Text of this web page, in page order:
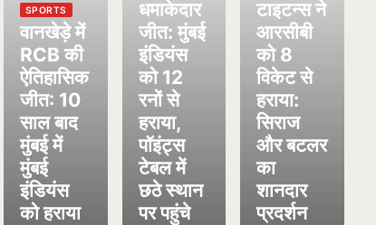
SPORTS
वानखेड़े में
RCB की
ऐतिहासिक
जीत: 10
साल बाद
मुंबई में
मुंबई
इंडियंस
को हराया
धमाकेदार
जीत: मुंबई
इंडियंस
को 12
रनों से
हराया,
पॉइंट्स
टेबल में
छठे स्थान
पर पहुंचे
टाइटन्स ने
आरसीबी
को 8
विकेट से
हराया:
सिराज
और बटलर
का
शानदार
प्रदर्शन